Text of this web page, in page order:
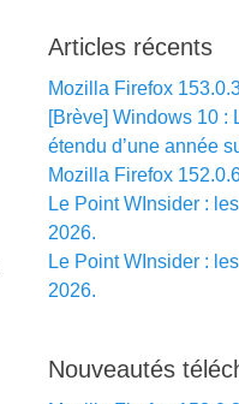
Articles récents
Mozilla Firefox
[Brève] Windows 10 :
étendu d’une année
Mozilla Firefox
Le Point WInsider :
2026.
Le Point WInsider :
2026.
Nouveautés